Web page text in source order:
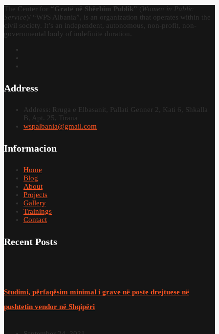
The Center for “Gratë në Shërbim Publik” ( Women in Public
Service )/ “WPS Albania”, is an organization that operates within the
civil society. It’s an independent, autonomous, non-profit, non-
governmental body of indefinite duration.
Address
Address: Rruga e Elbasanit, Pallati Genner 2, Kati 6, Shkalla
B, Apt. 25, Tirana
wspalbania@gmail.com
Informacion
Home
Blog
About
Projects
Gallery
Trainings
Contact
Recent Posts
Studimi, përfaqësim minimal i grave në poste drejtuese në
pushtetin vendor në Shqipëri